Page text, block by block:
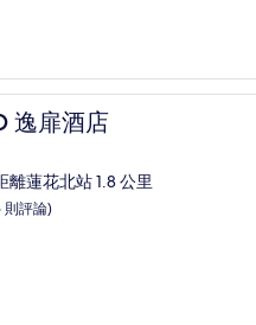
逸扉酒店
酒店
蓮花北站 1.8 公里
則評論)